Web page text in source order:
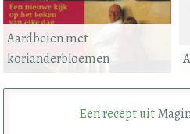
Aardbeien met
korianderbloemen
Een recept uit